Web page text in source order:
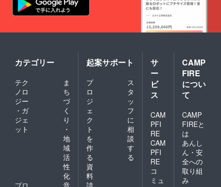
カテゴリー
テク
ノロ
ジー
・ガ
ジェ
ット
ま
ち
づ
く
り
・
地
域
活
性
化
起案サポート
プ
ロ
ジ
ェ
ク
ト
を
作
る
ス
タ
ッ
フ
に
相
談
す
る
資
料
サ
ー
ビ
ス
CAM
PFI
RE
CAM
PFI
RE
コ
ミュ
CAMP
FIRE
につい
て
CAMP
FIREと
は
あんし
ん・安
全への
取り組
み